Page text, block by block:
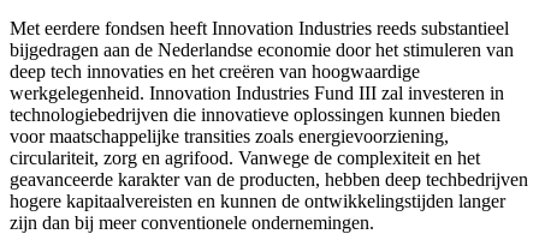
Met eerdere fondsen heeft Innovation Industries reeds substantieel
bijgedragen aan de Nederlandse economie door het stimuleren van
deep tech innovaties en het creëren van hoogwaardige
werkgelegenheid. Innovation Industries Fund III zal investeren in
technologiebedrijven die innovatieve oplossingen kunnen bieden
voor maatschappelijke transities zoals energievoorziening,
circulariteit, zorg en agrifood. Vanwege de complexiteit en het
geavanceerde karakter van de producten, hebben deep techbedrijven
hogere kapitaalvereisten en kunnen de ontwikkelingstijden langer
zijn dan bij meer conventionele ondernemingen.